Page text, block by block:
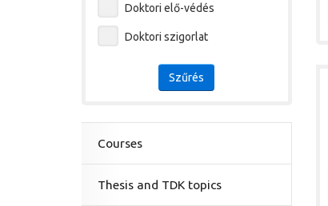
Doktori elő-védés
Doktori szigorlat
Szűrés
Courses
Thesis and TDK topics